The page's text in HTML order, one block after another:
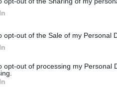
opt-out of the Sale of my Personal
opt-out of processing my Personal
για το
κυρίως στην τήρηση
γρήγορο εντοπισμό
ότι μέχρι το τέλος